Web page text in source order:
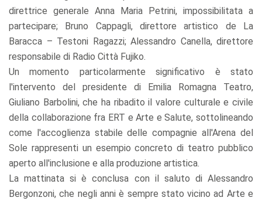
direttrice generale Anna Maria Petrini, impossibilitata a
partecipare; Bruno Cappagli, direttore artistico de La
Baracca – Testoni Ragazzi; Alessandro Canella, direttore
responsabile di Radio Città Fujiko.
Un momento particolarmente significativo è stato
l'intervento del presidente di Emilia Romagna Teatro,
Giuliano Barbolini, che ha ribadito il valore culturale e civile
della collaborazione fra ERT e Arte e Salute, sottolineando
come l'accoglienza stabile delle compagnie all'Arena del
Sole rappresenti un esempio concreto di teatro pubblico
aperto all'inclusione e alla produzione artistica.
La mattinata si è conclusa con il saluto di Alessandro
Bergonzoni, che negli anni è sempre stato vicino ad Arte e